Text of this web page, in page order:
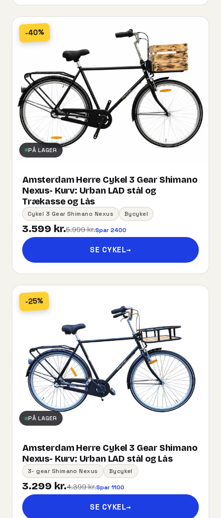
-40%
PÅ LAGER
Amsterdam Herre Cykel 3 Gear Shimano
Nexus- Kurv:​ ​Urban​ ​LAD​ ​stål og
Trækasse og Lås
Cykel 3 Gear Shimano Nexus Bycykel
3.599 kr.5.999 kr.Spar 2400
SE CYKEL→
-25%
PÅ LAGER
Amsterdam Herre Cykel 3 Gear Shimano
Nexus- Kurv:​ ​Urban​ ​LAD​ ​stål og Lås
3- gear Shimano Nexus Bycykel
3.299 kr.4.399 kr.Spar 1100
SE CYKEL→